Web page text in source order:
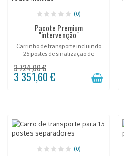
(0)
Pacote Premium
"intervenção"
Carrinho de transporte incluindo
25 postes de sinalização de
3 724,00 €
3 351,60 €
(0)